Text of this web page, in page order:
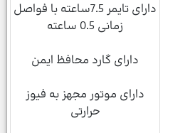
دارای تایمر 7.5ساعته با فواصل
زمانی 0.5 ساعته
دارای گارد محافظ ایمن
دارای موتور مجهز به فیوز
حرارتی